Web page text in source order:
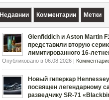
Недавнии Комментарии Метки
Glenfiddich и Aston Martin
представили вторую
лимитированного 16-
Опубликовано в 06.08.2026 |
Новый гиперкар
посвящен легендарному
разведчику SR-71